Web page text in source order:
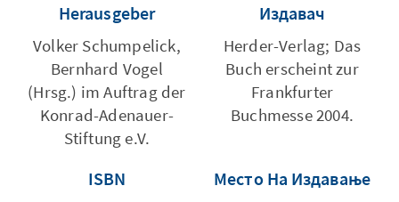
Herausgeber
Volker Schumpelick,
Bernhard Vogel
(Hrsg.) im Auftrag der
Konrad-Adenauer-
Stiftung e.V.
Издавач
Herder-Verlag; Das
Buch erscheint zur
Frankfurter
Buchmesse 2004.
ISBN Место На Издавање